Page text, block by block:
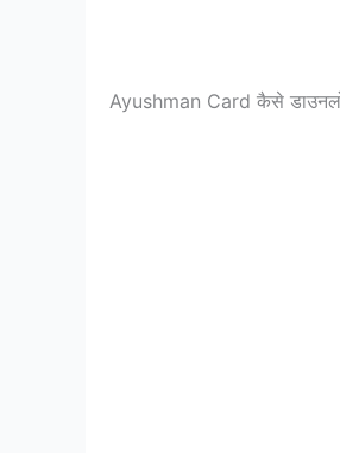
Ayushman Card कैसे